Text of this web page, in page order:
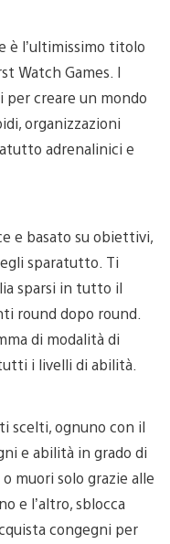
è l’ultimissimo titolo
Watch Games. I
per creare un mondo
organizzazioni
adrenalinici e
e basato su obiettivi,
sparatutto. Ti
sparsi in tutto il
round dopo round.
di modalità di
i livelli di abilità.
scelti, ognuno con il
e abilità in grado di
muori solo grazie alle
e l’altro, sblocca
congegni per